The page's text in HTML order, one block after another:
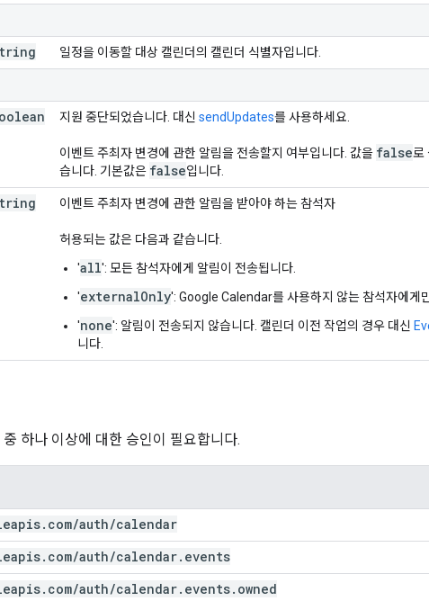
일정을 이동할 대상 캘린더의 캘린더 식별자입니다.
지원 중단되었습니다. 대신 sendUpdates를 사용하세요.
이벤트 주최자 변경에 관한 알림을 전송할지 여부입니다. 값을 false로
습니다. 기본값은 false입니다.
이벤트 주최자 변경에 관한 알림을 받아야 하는 참석자
허용되는 값은 다음과 같습니다.
'all': 모든 참석자에게 알림이 전송됩니다.
'externalOnly': Google Calendar를 사용하지 않는 참석자에게
'none': 알림이 전송되지 않습니다. 캘린더 이전 작업의 경우 대신
니다.
중 하나 이상에 대한 승인이 필요합니다.
. com/auth/calendar
. com/auth/calendar. events
. com/auth/calendar. events. owned